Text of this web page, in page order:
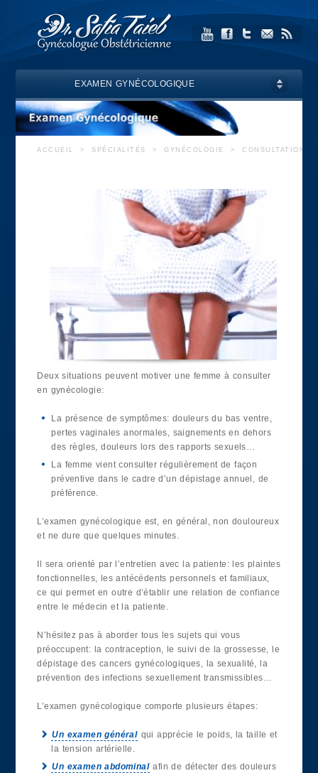
EXAMEN GYNÉCOLOGIQUE
ACCUEIL > SPÉCIALITÉS > GYNÉCOLOGIE > CONSULTATION
Deux situations peuvent motiver une femme à consulter
en gynécologie:
La présence de symptômes: douleurs du bas ventre,
pertes vaginales anormales, saignements en dehors
des règles, douleurs lors des rapports sexuels…
La femme vient consulter régulièrement de façon
préventive dans le cadre d’un dépistage annuel, de
préférence.
L’examen gynécologique est, en général, non douloureux
et ne dure que quelques minutes.
Il sera orienté par l’entretien avec la patiente: les plaintes
fonctionnelles, les antécédents personnels et familiaux,
ce qui permet en outre d’établir une relation de confiance
entre le médecin et la patiente.
N’hésitez pas à aborder tous les sujets qui vous
préoccupent: la contraception, le suivi de la grossesse, le
dépistage des cancers gynécologiques, la sexualité, la
prévention des infections sexuellement transmissibles…
L’examen gynécologique comporte plusieurs étapes:
Un examen général qui apprécie le poids, la taille et
la tension artérielle.
Un examen abdominal afin de détecter des douleurs